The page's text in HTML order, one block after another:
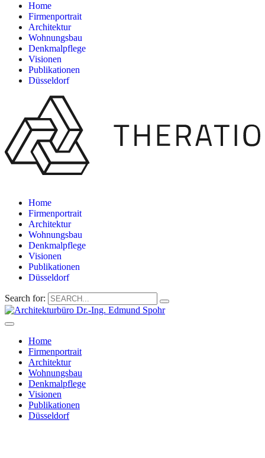
Home
Firmenportrait
Architektur
Wohnungsbau
Denkmalpflege
Visionen
Publikationen
Düsseldorf
Home
Firmenportrait
Architektur
Wohnungsbau
Denkmalpflege
Visionen
Publikationen
Düsseldorf
Search for:
Home
Firmenportrait
Architektur
Wohnungsbau
Denkmalpflege
Visionen
Publikationen
Düsseldorf